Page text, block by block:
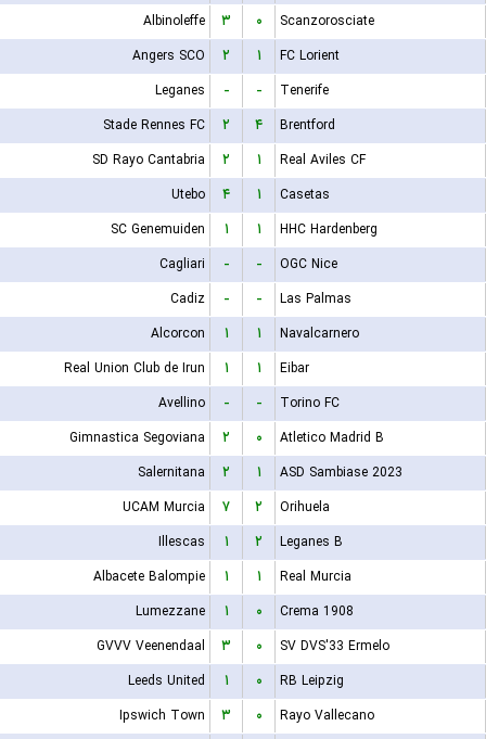
Albinoleffe
۳ ۰
Scanzorosciate
Angers SCO
۲ ۱
FC Lorient
Leganes
- -
Tenerife
Stade Rennes FC
۲ ۴
Brentford
SD Rayo Cantabria
۲ ۱
Real Aviles CF
Utebo
۴ ۱
Casetas
SC Genemuiden
۱ ۱
HHC Hardenberg
Cagliari
- -
OGC Nice
Cadiz
- -
Las Palmas
Alcorcon
۱ ۱
Navalcarnero
Real Union Club de Irun
۱ ۱
Eibar
Avellino
- -
Torino FC
Gimnastica Segoviana
۲ ۰
Atletico Madrid B
Salernitana
۲ ۱
ASD Sambiase 2023
UCAM Murcia
۷ ۲
Orihuela
Illescas
۱ ۲
Leganes B
Albacete Balompie
۱ ۱
Real Murcia
Lumezzane
۱ ۰
Crema 1908
GVVV Veenendaal
۳ ۰
SV DVS'33 Ermelo
Leeds United
۱ ۰
RB Leipzig
Ipswich Town
۳ ۰
Rayo Vallecano